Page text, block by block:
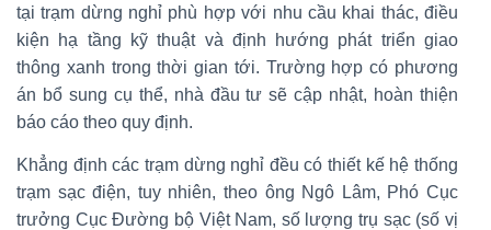
tại trạm dừng nghỉ phù hợp với nhu cầu khai thác, điều
kiện hạ tầng kỹ thuật và định hướng phát triển giao
thông xanh trong thời gian tới. Trường hợp có phương
án bổ sung cụ thể, nhà đầu tư sẽ cập nhật, hoàn thiện
báo cáo theo quy định.
Khẳng định các trạm dừng nghỉ đều có thiết kế hệ thống
trạm sạc điện, tuy nhiên, theo ông Ngô Lâm, Phó Cục
trưởng Cục Đường bộ Việt Nam, số lượng trụ sạc (số vị